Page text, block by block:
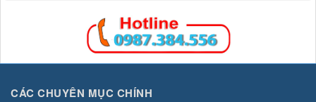
CÁC CHUYÊN MỤC CHÍNH